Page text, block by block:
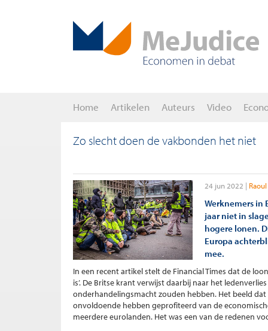
Home Artikelen Auteurs Video
Zo slecht doen de vakbonden het niet
24 jun 2022
Werknemers
jaar niet in
hogere lonen.
Europa
mee.
In een recent artikel stelt de Financial Times dat de
is’. De Britse krant verwijst daarbij naar het
onderhandelingsmacht zouden hebben. Het beeld
onvoldoende hebben geprofiteerd van de
meerdere eurolanden. Het was een van de redenen